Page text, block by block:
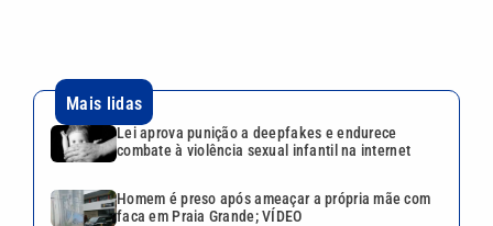
Mais lidas
Lei aprova punição a deepfakes e endurece
combate à violência sexual infantil na internet
Homem é preso após ameaçar a própria mãe com
faca em Praia Grande; VÍDEO